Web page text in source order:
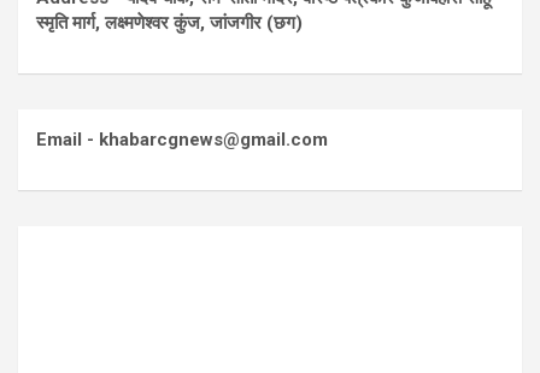
स्मृति मार्ग, लक्ष्मणेश्वर कुंज, जांजगीर (छग)
Email - khabarcgnews@gmail.com